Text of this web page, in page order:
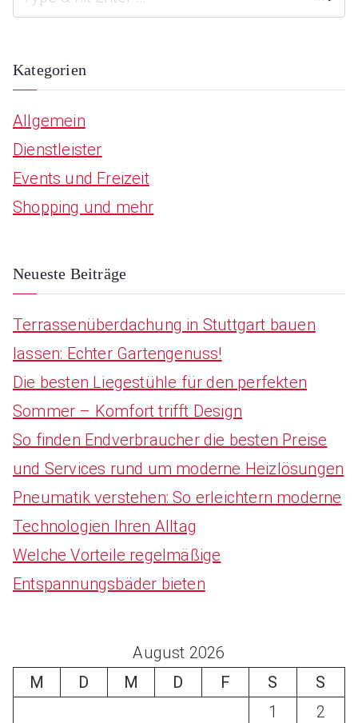
r
Kategorien
Allgemein
Dienstleister
Events und Freizeit
Shopping und mehr
Neueste Beiträge
Terrassenüberdachung in Stuttgart bauen
lassen: Echter Gartengenuss!
Die besten Liegestühle für den perfekten
Sommer – Komfort trifft Design
So finden Endverbraucher die besten Preise
und Services rund um moderne Heizlösungen
Pneumatik verstehen: So erleichtern moderne
Technologien Ihren Alltag
Welche Vorteile regelmäßige
Entspannungsbäder bieten
August 2026
M
D M D F S
S
1
2